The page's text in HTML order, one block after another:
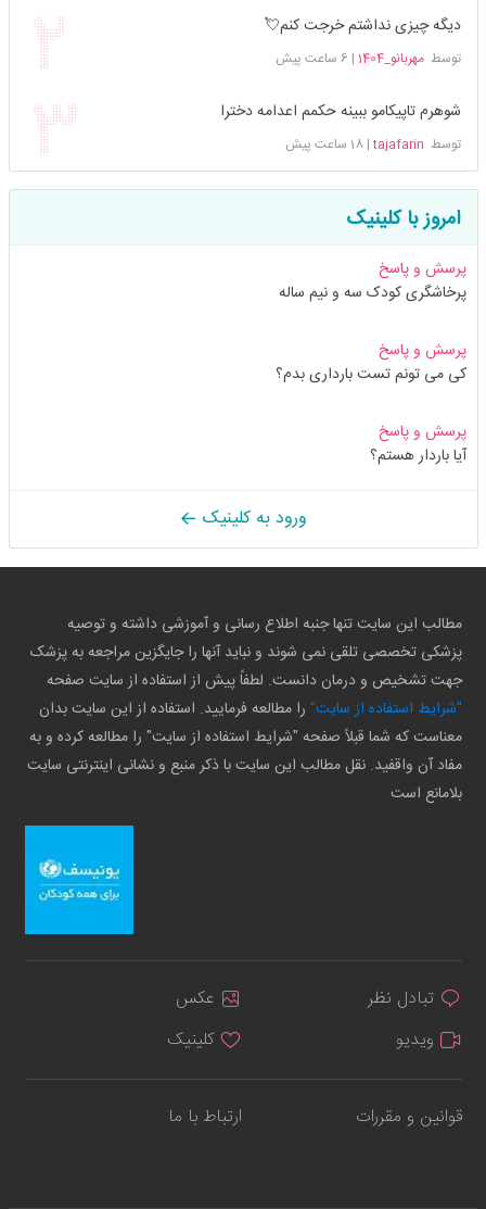
دیگه چیزی نداشتم خرجت کنم💘
توسطمهربانو_1404 | 6 ساعت پیش
شوهرم تاپیکامو ببینه حکمم اعدامه دخترا
توسط tajafarin
|18 ساعت پیش
امروز با کلینیک
پرسش و پاسخ
پرخاشگری کودک سه و نیم ساله
پرسش و پاسخ
کی می تونم تست بارداری بدم؟
پرسش و پاسخ
آیا باردار هستم؟
ورود به کلینیک
مطالب این سایت تنها جنبه اطلاع رسانی و آموزشی داشته و توصیه
پزشکی تخصصی تلقی نمی شوند و نباید آنها را جایگزین مراجعه به پزشک
جهت تشخیص و درمان دانست. لطفاً پیش از استفاده از سایت صفحه
"شرایط استفاده از سایت" را مطالعه فرمایید. استفاده از این سایت بدان
معناست که شما قبلاً صفحه "شرایط استفاده از سایت" را مطالعه کرده و به
مفاد آن واقفید. نقل مطالب این سایت با ذکر منبع و نشانی اینترنتی سایت
بلامانع است
تبادل نظر
عکس
ویدیو
کلینیک
قوانین و مقررات ارتباط با ما